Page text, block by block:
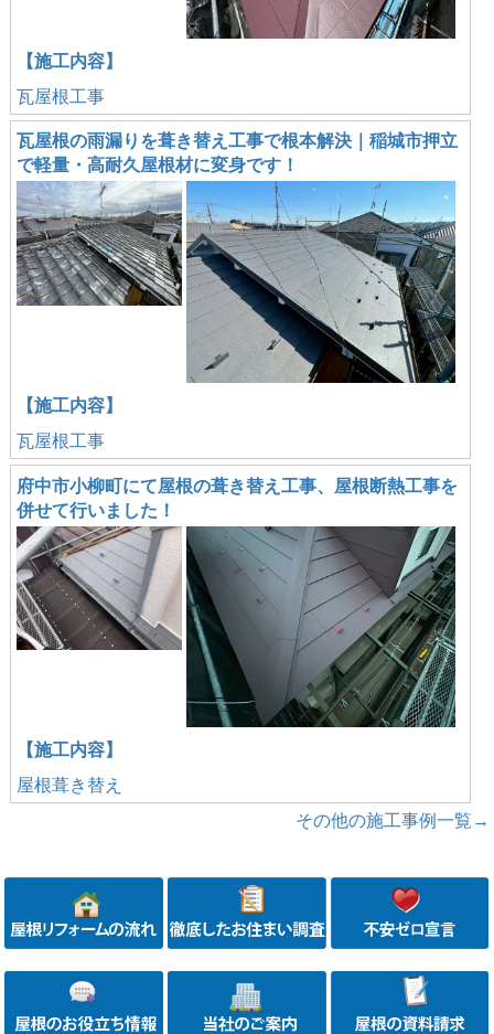
【施工内容】
瓦屋根工事
瓦屋根の雨漏りを葺き替え工事で根本解決｜稲城市押立
で軽量・高耐久屋根材に変身です！
【施工内容】
瓦屋根工事
府中市小柳町にて屋根の葺き替え工事、屋根断熱工事を
併せて行いました！
【施工内容】
屋根葺き替え
その他の施工事例一覧→